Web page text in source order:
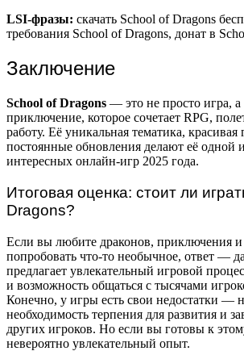
LSI-фразы: скачать School of Dragons
требования School of Dragons, донат в
Заключение
School of Dragons — это не просто игра, а
приключение, которое сочетает RPG,
работу. Её уникальная тематика, красивая
постоянные обновления делают её одной
интересных онлайн-игр 2025 года.
Итоговая оценка: стоит ли
Dragons?
Если вы любите драконов, приключения и
попробовать что-то необычное, ответ —
предлагает увлекательный игровой
и возможность общаться с тысячами
Конечно, у игры есть свои недостатки —
необходимость терпения для развития и
других игроков. Но если вы готовы к
невероятно увлекательный опыт.